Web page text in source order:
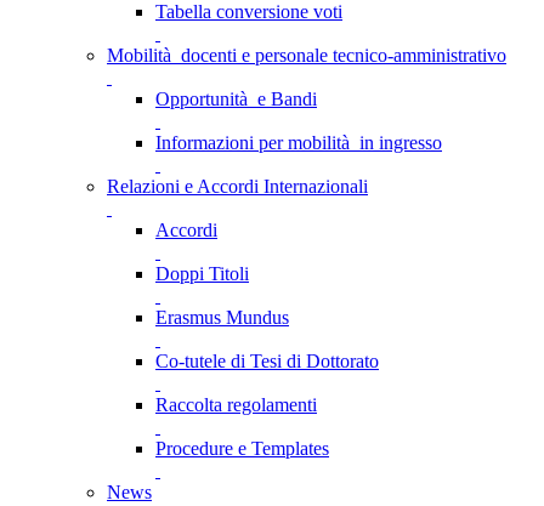
Tabella conversione voti
Mobilità docenti e personale tecnico-amministrativo
Opportunità e Bandi
Informazioni per mobilità in ingresso
Relazioni e Accordi Internazionali
Accordi
Doppi Titoli
Erasmus Mundus
Co-tutele di Tesi di Dottorato
Raccolta regolamenti
Procedure e Templates
News